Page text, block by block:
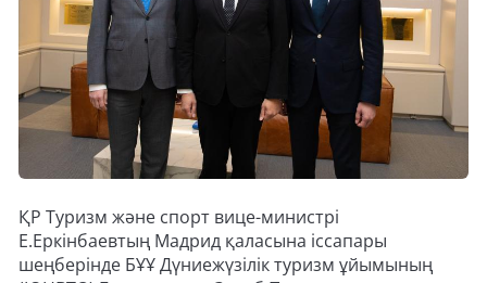
ҚР Туризм және спорт вице-министрі
Е.Еркінбаевтың Мадрид қаласына іссапары
шеңберінде БҰҰ Дүниежүзілік туризм ұйымының